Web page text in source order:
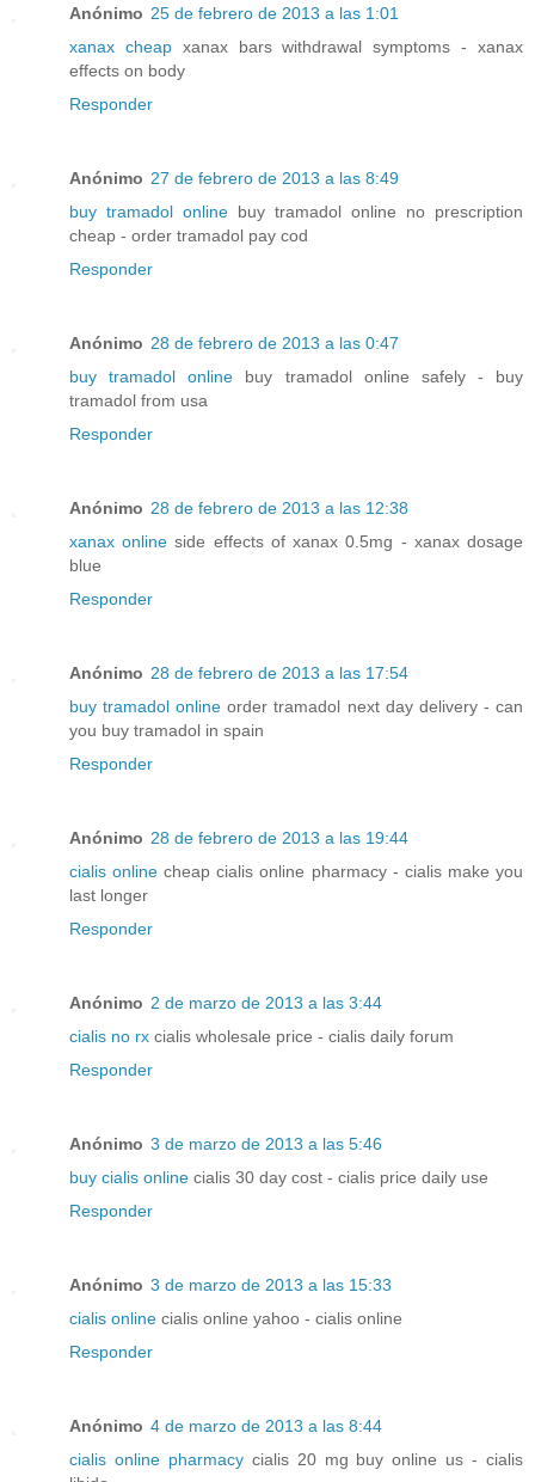
Anónimo 25 de febrero de 2013 a las 1:01
xanax cheapxanax bars withdrawal symptoms - xanax
effects on body
Responder
Anónimo 27 de febrero de 2013 a las 8:49
buy tramadol online buy tramadol online no prescription
cheap - order tramadol pay cod
Responder
Anónimo 28 de febrero de 2013 a las 0:47
buy tramadol online buy tramadol online safely - buy
tramadol from usa
Responder
Anónimo 28 de febrero de 2013 a las 12:38
xanax online side effects of xanax 0.5mg - xanax dosage
blue
Responder
Anónimo 28 de febrero de 2013 a las 17:54
buy tramadol online order tramadol next day delivery - can
you buy tramadol in spain
Responder
Anónimo 28 de febrero de 2013 a las 19:44
cialis online cheap cialis online pharmacy - cialis make you
last longer
Responder
Anónimo 2 de marzo de 2013 a las 3:44
cialis no rx cialis wholesale price - cialis daily forum
Responder
Anónimo 3 de marzo de 2013 a las 5:46
buy cialis online cialis 30 day cost - cialis price daily use
Responder
Anónimo 3 de marzo de 2013 a las 15:33
cialis online cialis online yahoo - cialis online
Responder
Anónimo 4 de marzo de 2013 a las 8:44
cialis online pharmacycialis 20 mg buy online us - cialis